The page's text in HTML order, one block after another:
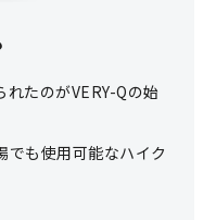
たのがVERY-Qの始
でも使用可能なハイク